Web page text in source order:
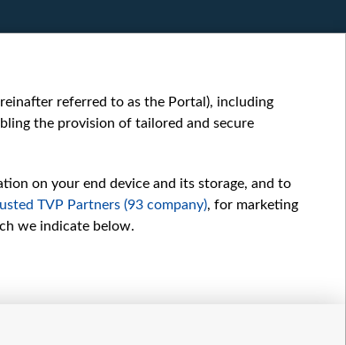
referred to as the Portal), including
the provision of tailored and secure
on your end device and its storage, and to
TVP Partners (93 company), for marketing
we indicate below.